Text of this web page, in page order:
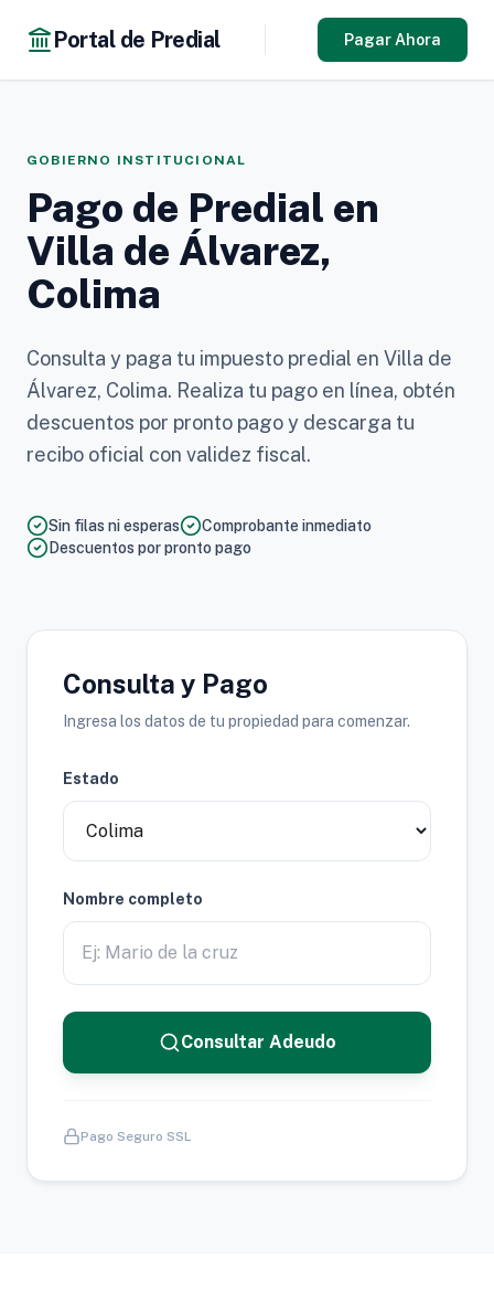
Portal de Predial Pagar Ahora
GOBIERNO INSTITUCIONAL
Pago de Predial en
Villa de Álvarez,
Colima
Consulta y paga tu impuesto predial en Villa de
Álvarez, Colima. Realiza tu pago en línea, obtén
descuentos por pronto pago y descarga tu
recibo oficial con validez fiscal.
Sin filas ni esperas
Comprobante inmediato
Descuentos por pronto pago
Consulta y Pago
Ingresa los datos de tu propiedad para comenzar.
Estado
Nombre completo
Consultar Adeudo
Pago Seguro SSL